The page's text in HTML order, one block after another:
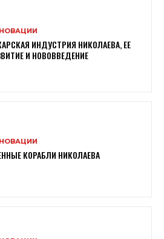
ИНДУСТРИЯ НИКОЛАЕВА, ЕЕ
И НОВОВВЕДЕНИЕ
КОРАБЛИ НИКОЛАЕВА